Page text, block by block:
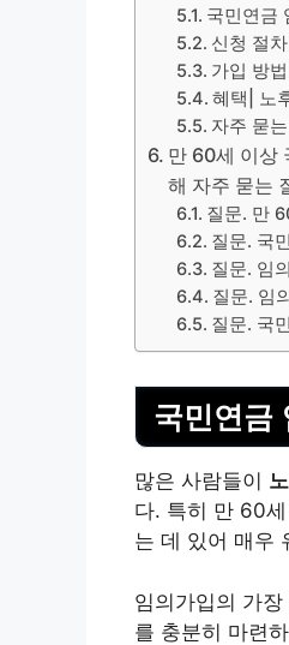
국민연금
신청 절
가입 방
혜택| 노
자주 묻
만 60세 이상
해 자주 묻는
질문. 만
질문. 국
질문. 임
질문. 임
질문. 국
국민연금
많은 사람들이
다. 특히 만 60
는 데 있어 매우
임의가입의 가장
를 충분히 마련